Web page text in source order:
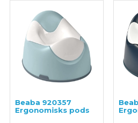
Beaba 920357
Ergonomisks pods